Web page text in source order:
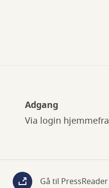
Adgang
Via login hjemmefra
Gå til PressReader